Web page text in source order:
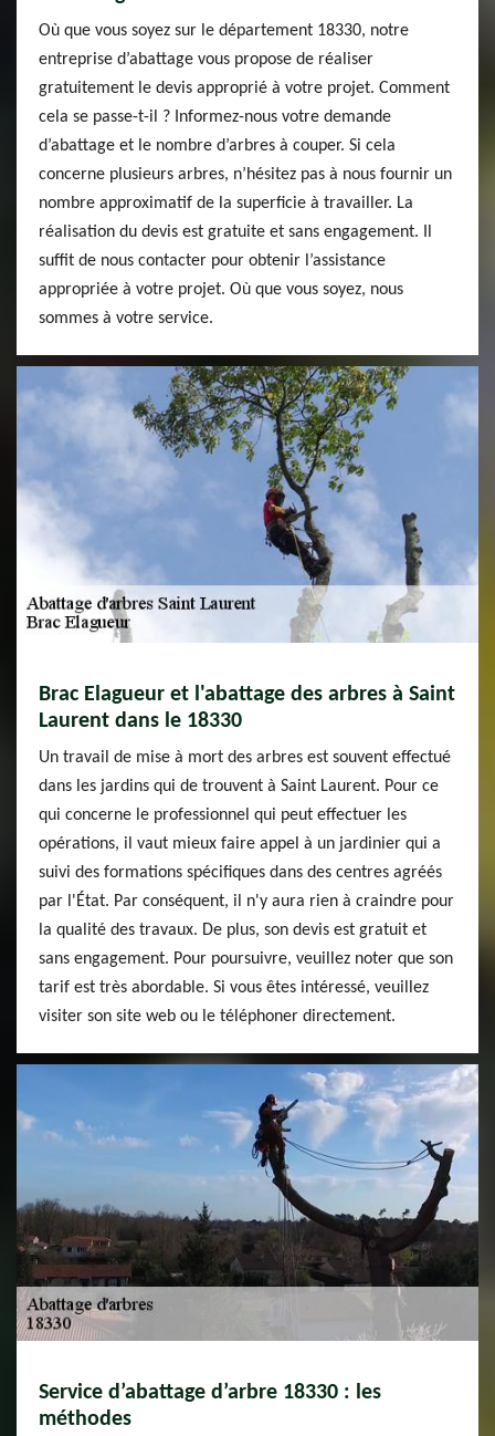
Où que vous soyez sur le département 18330, notre
entreprise d’abattage vous propose de réaliser
gratuitement le devis approprié à votre projet. Comment
cela se passe-t-il ? Informez-nous votre demande
d’abattage et le nombre d’arbres à couper. Si cela
concerne plusieurs arbres, n’hésitez pas à nous fournir un
nombre approximatif de la superficie à travailler. La
réalisation du devis est gratuite et sans engagement. Il
suffit de nous contacter pour obtenir l’assistance
appropriée à votre projet. Où que vous soyez, nous
sommes à votre service.
Brac Elagueur et l'abattage des arbres à Saint
Laurent dans le 18330
Un travail de mise à mort des arbres est souvent effectué
dans les jardins qui de trouvent à Saint Laurent. Pour ce
qui concerne le professionnel qui peut effectuer les
opérations, il vaut mieux faire appel à un jardinier qui a
suivi des formations spécifiques dans des centres agréés
par l'État. Par conséquent, il n'y aura rien à craindre pour
la qualité des travaux. De plus, son devis est gratuit et
sans engagement. Pour poursuivre, veuillez noter que son
tarif est très abordable. Si vous êtes intéressé, veuillez
visiter son site web ou le téléphoner directement.
Service d’abattage d’arbre 18330 : les
méthodes